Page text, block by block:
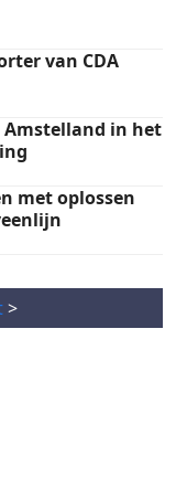
van CDA
Amstelland in het
met oplossen
>